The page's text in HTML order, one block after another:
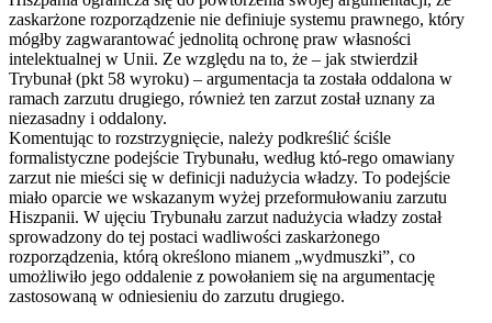
zaskarżone rozporządzenie nie definiuje systemu prawnego, który
mógłby zagwarantować jednolitą ochronę praw własności
intelektualnej w Unii. Ze względu na to, że – jak stwierdził
Trybunał (pkt 58 wyroku) – argumentacja ta została oddalona w
ramach zarzutu drugiego, również ten zarzut został uznany za
niezasadny i oddalony.
Komentując to rozstrzygnięcie, należy podkreślić ściśle
formalistyczne podejście Trybunału, według któ-rego omawiany
zarzut nie mieści się w definicji nadużycia władzy. To podejście
miało oparcie we wskazanym wyżej przeformułowaniu zarzutu
Hiszpanii. W ujęciu Trybunału zarzut nadużycia władzy został
sprowadzony do tej postaci wadliwości zaskarżonego
rozporządzenia, którą określono mianem „wydmuszki”, co
umożliwiło jego oddalenie z powołaniem się na argumentację
zastosowaną w odniesieniu do zarzutu drugiego.